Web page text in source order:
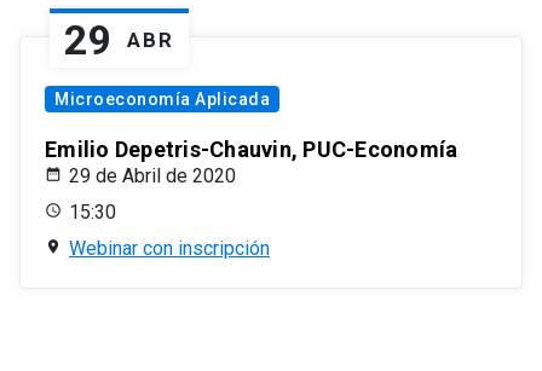
29 ABR
Microeconomía Aplicada
Emilio Depetris-Chauvin, PUC-Economía
29 de Abril de 2020
15:30
Webinar con inscripción